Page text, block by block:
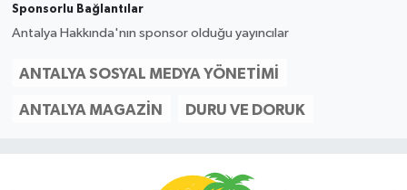
Sponsorlu Bağlantılar
Antalya Hakkında'nın sponsor olduğu yayıncılar
ANTALYA SOSYAL MEDYA YÖNETIMI
ANTALYA MAGAZIN DURU VE DORUK